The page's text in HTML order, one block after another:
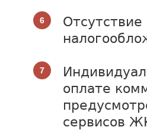
оплате
сервисов